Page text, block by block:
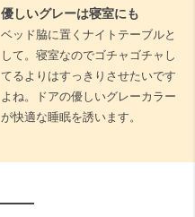
優しいグレーは寝室にも
ベッド脇に置くナイトテーブルと
して。寝室なのでゴチャゴチャし
てるよりはすっきりさせたいです
よね。ドアの優しいグレーカラー
が快適な睡眠を誘います。